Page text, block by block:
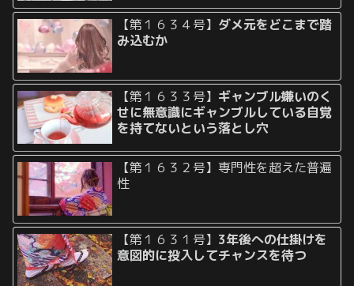
【第１６３４号】 ダメ元をどこまで踏
み込むか
【第１６３３号】 ギャンブル嫌いのく
せに無意識にギャンブルしている自覚
を持てないという落とし穴
【第１６３２号】専門性を超えた普遍
性
【第１６３１号】 3年後への仕掛けを
意図的に投入してチャンスを待つ